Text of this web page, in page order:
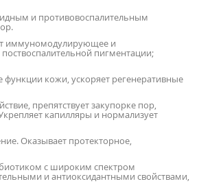
и противовоспалительным
иммуномодулирующее и
пигментации;
кожи, ускоряет регенеративные
препятствует закупорке пор,
капилляры и нормализует
Оказывает протекторное,
с широким спектром
и антиоксидантными свойствами,